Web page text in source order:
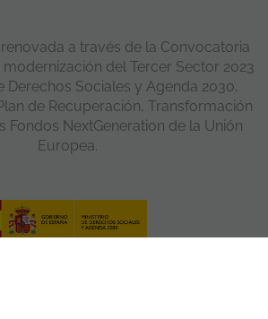
a través de la Convocatoria
del Tercer Sector 2023
Derechos Sociales y Agenda 2030,
de Recuperación, Transformación
Fondos NextGeneration de la Unión
Europea.